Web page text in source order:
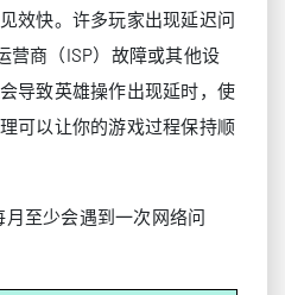
效快。许多玩家出现延迟问
营商（ISP）故障或其他设
导致英雄操作出现延时，使
可以让你的游戏过程保持顺
月至少会遇到一次网络问